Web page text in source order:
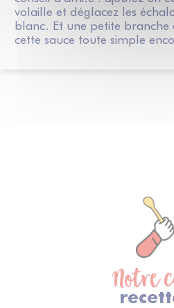
volaille et déglacez les
blanc. Et une petite
cette sauce toute simple
Notre